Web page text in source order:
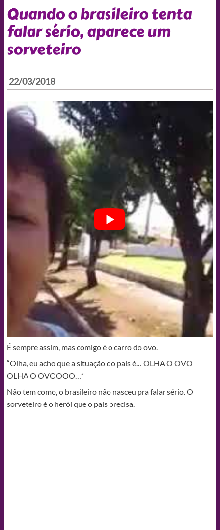
Quando o brasileiro tenta
falar sério, aparece um
sorveteiro
22/03/2018
É sempre assim, mas comigo é o carro do ovo.
“Olha, eu acho que a situação do país é… OLHA O OVO
OLHA O OVOOOO…”
Não tem como, o brasileiro não nasceu pra falar sério. O
sorveteiro é o herói que o país precisa.